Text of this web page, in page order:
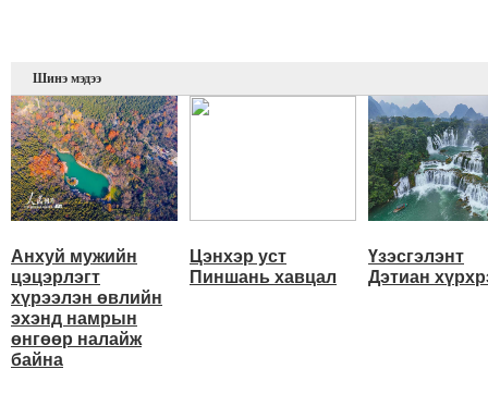
Шинэ мэдээ
Анхуй мужийн
цэцэрлэгт
хүрээлэн өвлийн
эхэнд намрын
өнгөөр налайж
байна
Цэнхэр уст
Пиншань хавцал
Үзэсгэлэнт
Дэтиан